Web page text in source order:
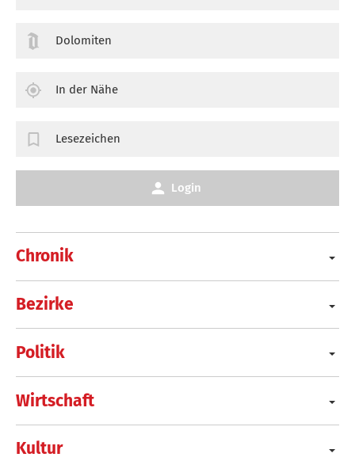
Chronik
Bezirke
Politik
Wirtschaft
Kultur
Dolomiten
In der Nähe
Lesezeichen
Login